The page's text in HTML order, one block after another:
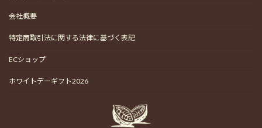
会社概要
特定商取引法に関する法律に基づく表記
ECショップ
ホワイトデーギフト2026